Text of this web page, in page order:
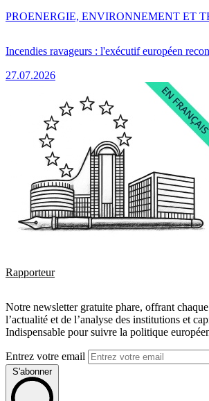
Incendies ravageurs : l'exécutif européen
27.07.2026
PROENERGIE, ENVIRONNEMENT ET
Rapporteur
Notre newsletter gratuite phare, offrant
l’actualité et de l’analyse des institutions et
Indispensable pour suivre la politique
Entrez votre email
S'abonner